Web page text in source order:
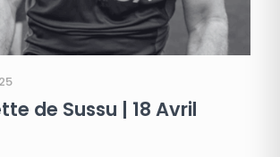
de Sussu | 18 Avril